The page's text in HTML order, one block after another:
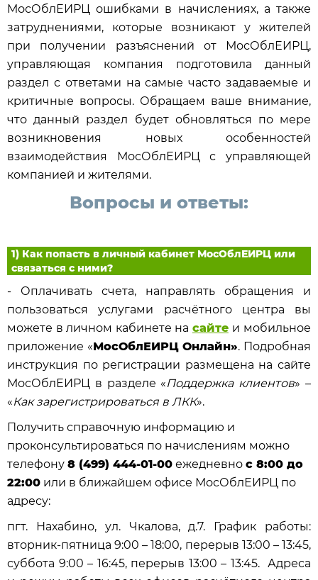
МосОблЕИРЦ ошибками в начислениях, а также
затруднениями, которые возникают у жителей
при получении разъяснений от МосОблЕИРЦ,
управляющая компания подготовила данный
раздел с ответами на самые часто задаваемые и
критичные вопросы. Обращаем ваше внимание,
что данный раздел будет обновляться по мере
возникновения новых особенностей
взаимодействия МосОблЕИРЦ с управляющей
компанией и жителями.
Вопросы и ответы:
1) Как попасть в личный кабинет МосОблЕИРЦ или
связаться с ними?
- Оплачивать счета, направлять обращения и
пользоваться услугами расчётного центра вы
можете в личном кабинете на сайте и мобильное
приложение «МосОблЕИРЦ Онлайн». Подробная
инструкция по регистрации размещена на сайте
МосОблЕИРЦ в разделе «Поддержка клиентов» –
«Как зарегистрироваться в ЛКК».
Получить справочную информацию и
проконсультироваться по начислениям можно
телефону 8 (499) 444-01-00 ежедневно с 8:00 до
22:00 или в ближайшем офисе МосОблЕИРЦ по
адресу:
пгт. Нахабино, ул. Чкалова, д.7. График работы:
вторник-пятница 9:00 – 18:00, перерыв 13:00 – 13:45,
суббота 9:00 – 16:45, перерыв 13:00 – 13:45. Адреса